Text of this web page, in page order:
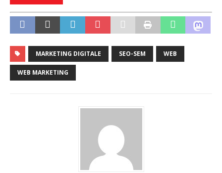
MARKETING DIGITALE SEO-SEM WEB
WEB MARKETING